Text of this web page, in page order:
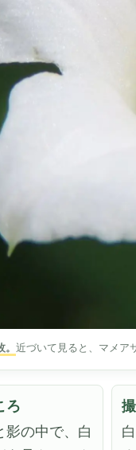
近づいて見ると、マメア
ろ
影の中で、白